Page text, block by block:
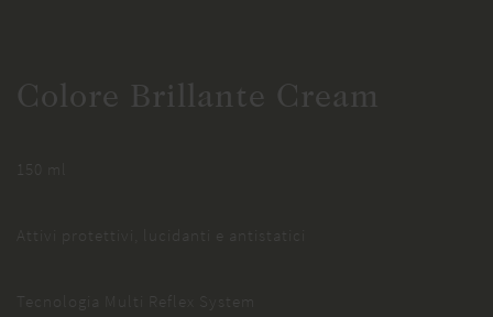
Colore Brillante Cream
150 ml
Attivi protettivi, lucidanti e antistatici
Tecnologia Multi Reflex System